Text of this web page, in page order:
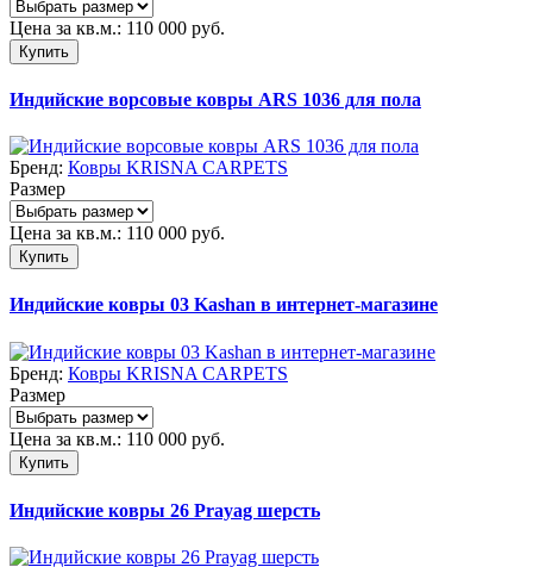
Цена за кв.м.: 110 000 руб.
Купить
Индийские ворсовые ковры ARS 1036 для пола
Бренд: Ковры KRISNA CARPETS
Размер
Цена за кв.м.: 110 000 руб.
Купить
Индийские ковры 03 Kashan в интернет-магазине
Бренд: Ковры KRISNA CARPETS
Размер
Цена за кв.м.: 110 000 руб.
Купить
Индийские ковры 26 Prayag шерсть